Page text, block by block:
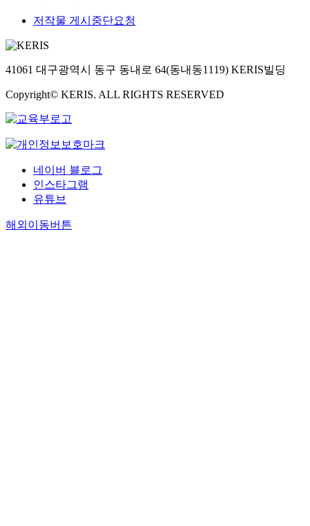
저작물 게시중단요청
41061 대구광역시 동구 동내로 64(동내동1119) KERIS빌딩
Copyright© KERIS. ALL RIGHTS RESERVED
네이버 블로그
인스타그램
유튜브
해외이동버튼